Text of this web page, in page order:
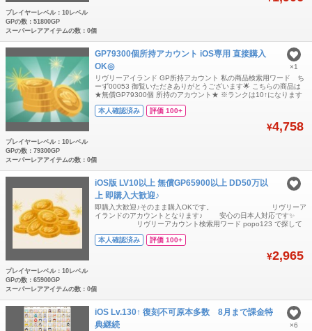
プレイヤーレベル：10レベル
GPの数：51800GP
スーパーレアアイテムの数：0個
GP79300個所持アカウント iOS専用 直接購入
OK◎
リヴリーアイランド GP所持アカウント 私の商品検索用ワード ち
ーず00053 御覧いただきありがとうございます🌟 こちらの商品は
★無償GP79300個 所持のアカウント★ ※ランクは10↑になります
け取り出来るものは既に受け取り済になります ★チート行為は一切
本人確認済み 評価 100+
¥4,758
×1
プレイヤーレベル：10レベル
GPの数：79300GP
スーパーレアアイテムの数：0個
iOS版 LV10以上 無償GP65900以上 DD50万以
上 即購入大歓迎♪
即購入大歓迎♪そのまま購入OKです。 リヴリーア
イランドのアカウントとなります♪ 安心の日本人対応です✨
リヴリーアカウント検索用ワード popo123 で探して
ドウ済 アカウントです。 こちらiOSはでのみGPの
本人確認済み 評価 100+
¥2,965
プレイヤーレベル：10レベル
GPの数：65900GP
スーパーレアアイテムの数：0個
iOS Lv.130↑ 復刻不可原本多数 8月まで課金特
典継続
×6